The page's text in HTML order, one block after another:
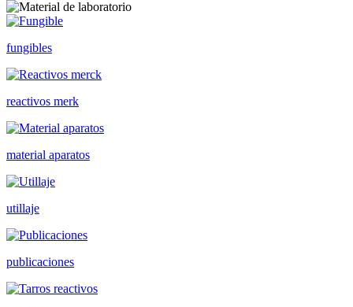
fungibles
reactivos merk
material aparatos
utillaje
publicaciones